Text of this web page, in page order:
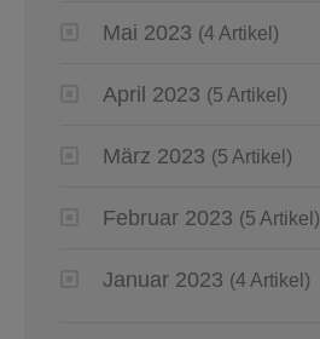
Mai 2023 (4 Artikel)
April 2023 (5 Artikel)
März 2023 (5 Artikel)
Februar 2023 (5 Artikel)
Januar 2023 (4 Artikel)